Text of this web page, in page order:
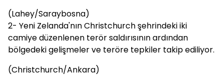
(Lahey/Saraybosna)
2- Yeni Zelanda'nın Christchurch şehrindeki iki
camiye düzenlenen terör saldırısının ardından
bölgedeki gelişmeler ve teröre tepkiler takip ediliyor.
(Christchurch/Ankara)